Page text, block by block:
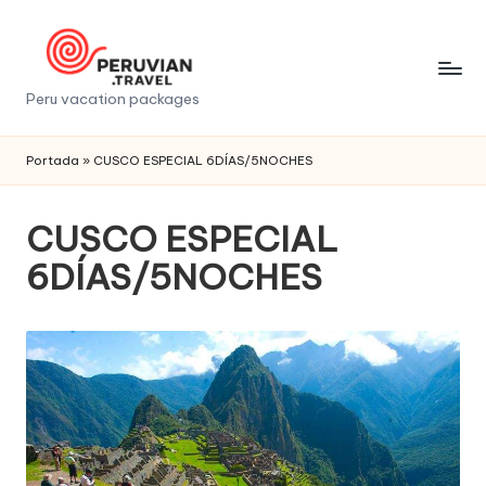
contenido
P
e
r
u
v
i
a
n
t
r
Peru vacation packages
Portada » CUSCO ESPECIAL 6DÍAS/5NOCHES
CUSCO ESPECIAL
6DÍAS/5NOCHES